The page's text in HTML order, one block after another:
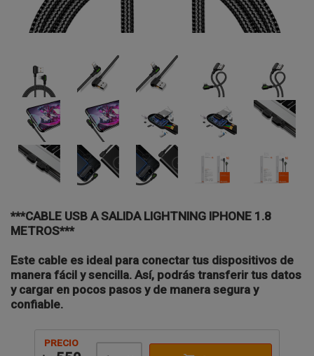
***CABLE USB A SALIDA LIGHTNING IPHONE 1.8
METROS***
Este cable es ideal para conectar tus dispositivos de
manera fácil y sencilla. Así, podrás transferir tus datos
y cargar en pocos pasos y de manera segura y
confiable.
PRECIO